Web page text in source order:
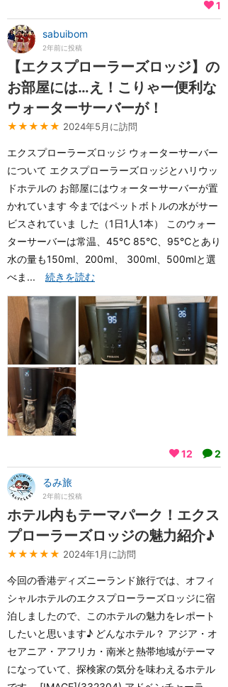
1
sabuibom
2年前に投稿
【エクスプローラーズロッジ】の
お部屋には…え！こりゃー便利な
ウォーターサーバーが！
★★★★★ 2024年5月に訪問
エクスプローラーズロッジ ウォーターサーバー
について エクスプローラーズロッジとハリウッ
ドホテルの お部屋にはウォーターサーバーが置
かれています 今まではペットボトルの水がサー
ビスされていま した（1日1人1本） このウォー
ターサーバーは常温、45℃ 85℃、95℃とあり
水の量も150ml、200ml、 300ml、500mlと選
べま... 続きを読む
12 2
るみ旅
2年前に投稿
ホテル内もテーマパーク！エクス
プローラーズロッジの魅力紹介♪
★★★★★ 2024年1月に訪問
今回の香港ディズニーランド旅行では、オフィ
シャルホテルのエクスプローラーズロッジに宿
泊しましたので、このホテルの魅力をレポート
したいと思います♪ どんなホテル？ アジア・オ
セアニア・アフリカ・南米と熱帯地域がテーマ
になっていて、探検家の気分を味わえるホテル